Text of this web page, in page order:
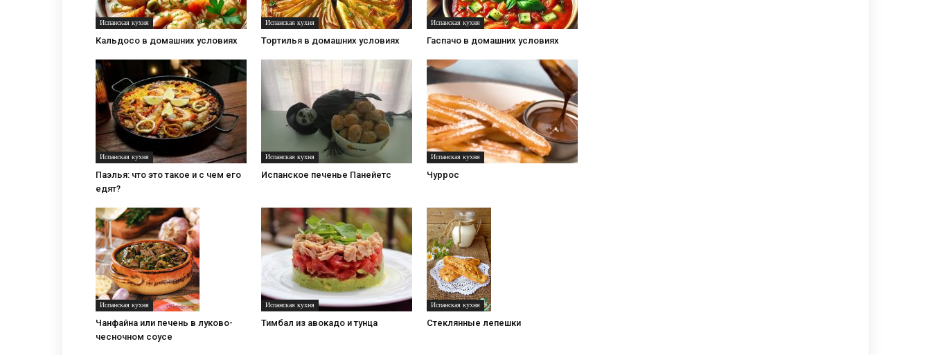
Испанская кухня
Кальдосо в домашних условиях
Испанская кухня
Тортилья в домашних условиях
Испанская кухня
Гаспачо в домашних условиях
Испанская кухня
Паэлья: что это такое и с чем его
едят?
Испанская кухня
Испанское печенье Панейетс
Испанская кухня
Чуррос
Испанская кухня
Чанфайна или печень в луково-
чесночном соусе
Испанская кухня
Тимбал из авокадо и тунца
Испанская кухня
Стеклянные лепешки